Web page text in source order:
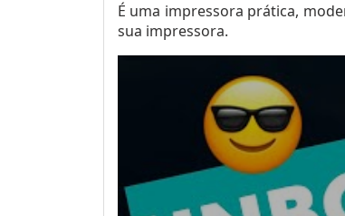
É uma impressora prática,
sua impressora.